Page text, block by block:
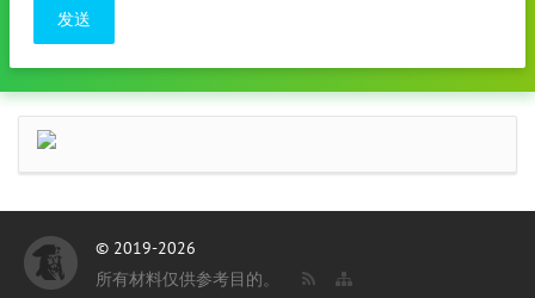
发送
© 2019-2026
所有材料仅供参考目的。